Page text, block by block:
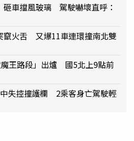
砸車擋風玻璃 駕駛嚇壞直呼：
竄火舌 又爆11車連環撞南北雙
王路段」出爐 國5北上9點前
失控撞護欄 2乘客身亡駕駛輕